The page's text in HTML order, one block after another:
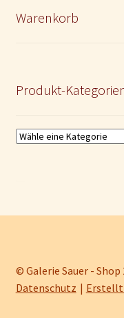
Warenkorb
Produkt-
© Galerie Sauer - Shop
Datenschutz
Erstellt